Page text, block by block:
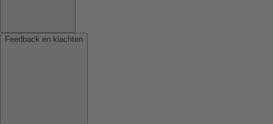
Feedback en klachten